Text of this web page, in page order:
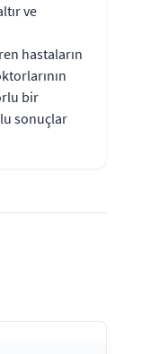
ve
hastaların
bir
sonuçlar